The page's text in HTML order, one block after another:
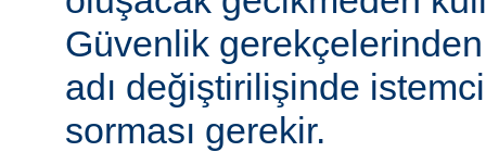
Güvenlik
adı değiştirilişinde
sorması gerekir.